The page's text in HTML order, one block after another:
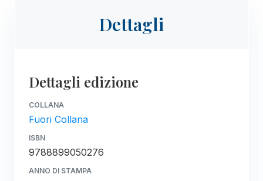
Dettagli
Dettagli edizione
COLLANA
Fuori Collana
ISBN
9788899050276
ANNO DI STAMPA